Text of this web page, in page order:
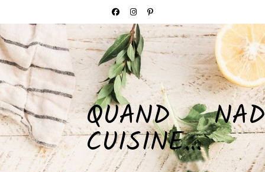
QUAND NAD
CUISINE…